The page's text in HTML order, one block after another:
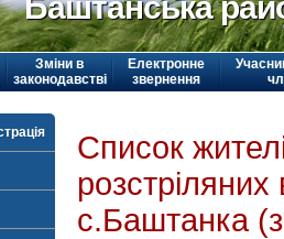
Зміни в
законодавстві
Електронне
звернення
Список
розстріляних
с.Баштанка